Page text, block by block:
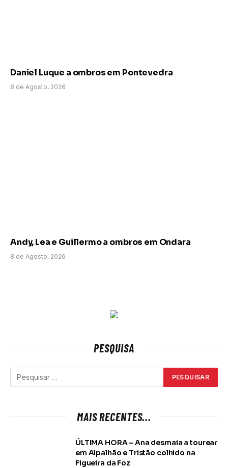
Daniel Luque a ombros em Pontevedra
8 de Agosto, 2026
Andy, Lea e Guillermo a ombros em Ondara
8 de Agosto, 2026
PESQUISA
MAIS RECENTES...
ÚLTIMA HORA – Ana desmaia a tourear
em Alpalhão e Tristão colhido na
Figueira da Foz